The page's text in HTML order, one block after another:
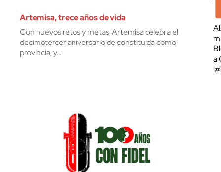
Artemisa, trece años de vida
Con nuevos retos y metas, Artemisa celebra el
decimotercer aniversario de constituida como
provincia, y…
a